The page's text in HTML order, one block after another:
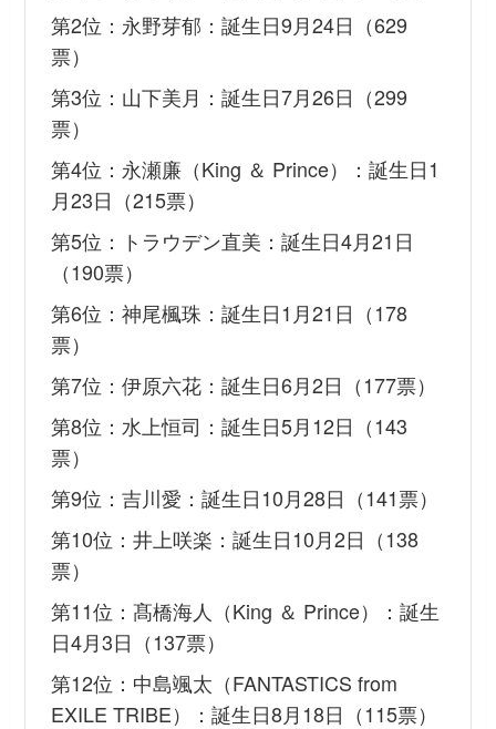
第2位：永野芽郁：誕生日9月24日（629
票）
第3位：山下美月：誕生日7月26日（299
票）
第4位：永瀬廉（King ＆ Prince）：誕生日1
月23日（215票）
第5位：トラウデン直美：誕生日4月21日
（190票）
第6位：神尾楓珠：誕生日1月21日（178
票）
第7位：伊原六花：誕生日6月2日（177票）
第8位：水上恒司：誕生日5月12日（143
票）
第9位：吉川愛：誕生日10月28日（141票）
第10位：井上咲楽：誕生日10月2日（138
票）
第11位：髙橋海人（King ＆ Prince）：誕生
日4月3日（137票）
第12位：中島颯太（FANTASTICS from
EXILE TRIBE）：誕生日8月18日（115票）